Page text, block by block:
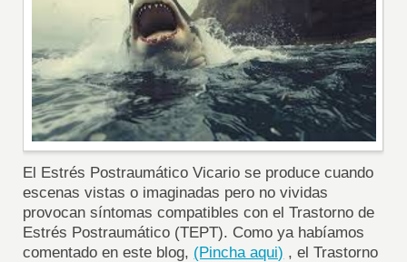
El Estrés Postraumático Vicario se produce cuando
escenas vistas o imaginadas pero no vividas
provocan síntomas compatibles con el Trastorno de
Estrés Postraumático (TEPT). Como ya habíamos
comentado en este blog, (Pincha aqui) , el Trastorno